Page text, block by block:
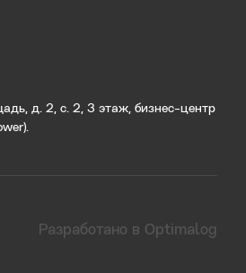
д. 2, с. 2, 3 этаж, бизнес-центр
Разработано в Optimalog